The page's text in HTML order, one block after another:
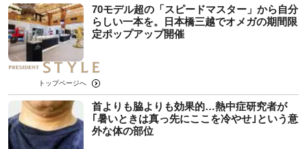
70モデル超の「スピードマスター」から自分
らしい一本を。日本橋三越でオメガの期間限
定ポップアップ開催
トップページへ
首よりも脇よりも効果的…熱中症研究者が
｢暑いときは真っ先にここを冷やせ｣という意
外な体の部位